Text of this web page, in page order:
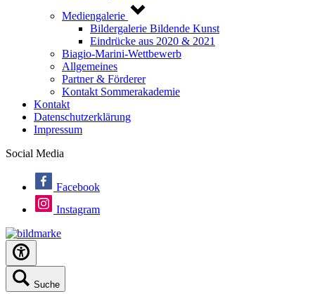
Mediengalerie
Bildergalerie Bildende Kunst
Eindrücke aus 2020 & 2021
Biagio-Marini-Wettbewerb
Allgemeines
Partner & Förderer
Kontakt Sommerakademie
Kontakt
Datenschutzerklärung
Impressum
Social Media
Facebook
Instagram
Suche